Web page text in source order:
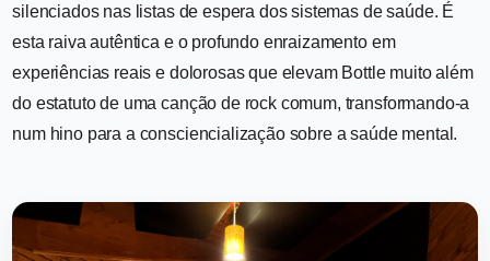
silenciados nas listas de espera dos sistemas de saúde. É
esta raiva autêntica e o profundo enraizamento em
experiências reais e dolorosas que elevam Bottle muito além
do estatuto de uma canção de rock comum, transformando-a
num hino para a consciencialização sobre a saúde mental.